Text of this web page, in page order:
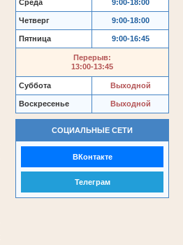
Среда 9:00-18:00
Четверг 9:00-18:00
Пятница 9:00-16:45
Перерыв:
13:00-13:45
Суббота Выходной
Воскресенье Выходной
СОЦИАЛЬНЫЕ СЕТИ
ВКонтакте
Телеграм